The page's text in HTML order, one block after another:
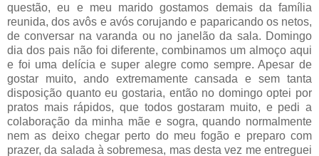
questão, eu e meu marido gostamos demais da família
reunida, dos avôs e avós corujando e paparicando os netos,
de conversar na varanda ou no janelão da sala. Domingo
dia dos pais não foi diferente, combinamos um almoço aqui
e foi uma delícia e super alegre como sempre. Apesar de
gostar muito, ando extremamente cansada e sem tanta
disposição quanto eu gostaria, então no domingo optei por
pratos mais rápidos, que todos gostaram muito, e pedi a
colaboração da minha mãe e sogra, quando normalmente
nem as deixo chegar perto do meu fogão e preparo com
prazer, da salada à sobremesa, mas desta vez me entreguei